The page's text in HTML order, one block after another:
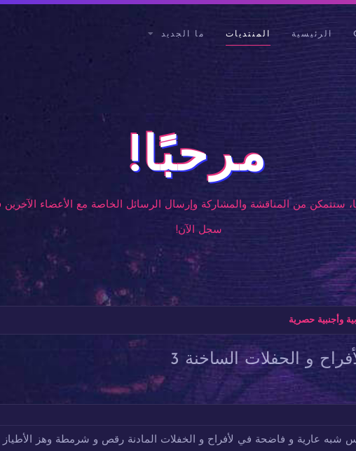
الرئيسية المنتديات ما الجديد
مرحبًا!
ستتمكن من المناقشة والمشاركة وإرسال الرسائل الخاصة مع الأعضاء الآخرين
سجل الآن!
وأجنبية حصرية
و الحفلات الساخنة 3
عارية و فاضحة في لأفراح و الخفلات المادنة رقص و شرمطة وهز الأطياز